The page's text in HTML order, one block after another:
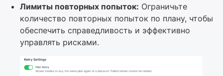
Лимиты повторных попыток: Ограничьте
количество повторных попыток по плану, чтобы
обеспечить справедливость и эффективно
управлять рисками.